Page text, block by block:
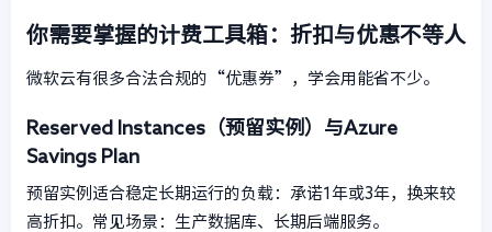
你需要掌握的计费工具箱：折扣与优惠不等人
微软云有很多合法合规的“优惠券”，学会用能省不少。
Reserved Instances（预留实例）与Azure
Savings Plan
预留实例适合稳定长期运行的负载：承诺1年或3年，换来较
高折扣。常见场景：生产数据库、长期后端服务。